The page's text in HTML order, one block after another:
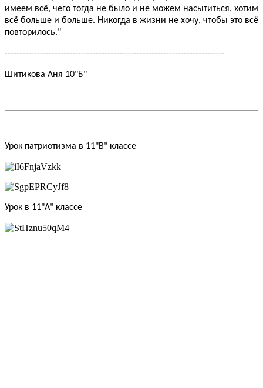
имеем всё, чего тогда не было и не можем насытиться, хотим
всё больше и больше. Никогда в жизни не хочу, чтобы это всё
повторилось."
---------------------------------------------------------------------------
Шитикова Аня 10"Б"
Урок патриотизма в 11"В" классе
Урок в 11"А" классе